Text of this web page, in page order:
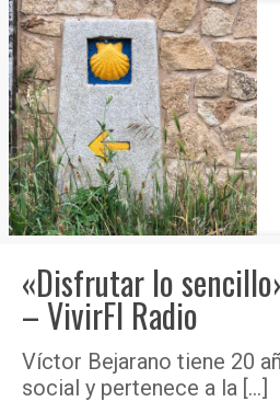
«Disfrutar lo
– VivirFI Radio
Víctor Bejarano tiene 20
social y pertenece a la […]